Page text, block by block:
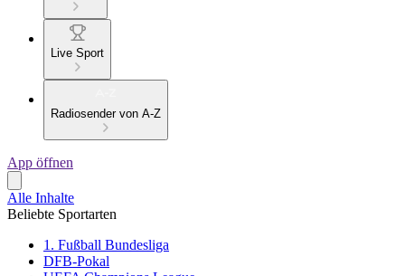
Live Sport
Radiosender von A-Z
App öffnen
Alle Inhalte
Beliebte Sportarten
1. Fußball Bundesliga
DFB-Pokal